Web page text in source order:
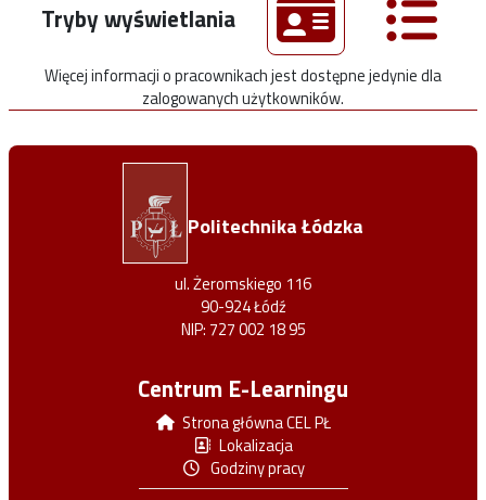
Tryby wyświetlania
Więcej informacji o pracownikach jest dostępne jedynie dla
zalogowanych użytkowników.
Politechnika Łódzka
ul. Żeromskiego 116
90-924 Łódź
NIP: 727 002 18 95
Centrum E-Learningu
Strona główna CEL PŁ
Lokalizacja
Godziny pracy